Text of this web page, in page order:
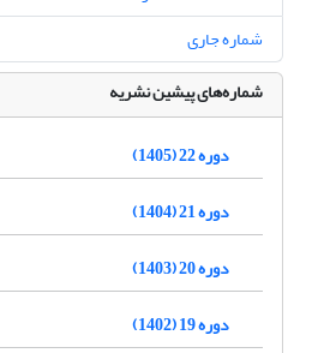
شماره جاری
شماره‌های پیشین نشریه
دوره 22 (1405)
دوره 21 (1404)
دوره 20 (1403)
دوره 19 (1402)